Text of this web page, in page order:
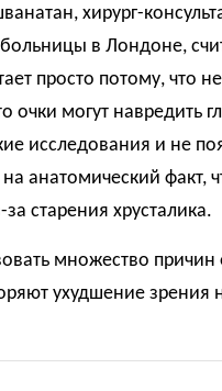
хирург-
в Лондоне,
просто потому, что
очки могут навредить
исследования и не
анатомический факт,
старения хрусталика.
множество причин
ухудшение зрения